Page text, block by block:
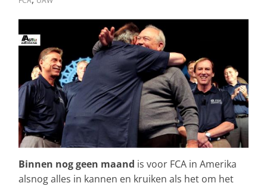
Binnen nog geen maand is voor FCA in Amerika
alsnog alles in kannen en kruiken als het om het